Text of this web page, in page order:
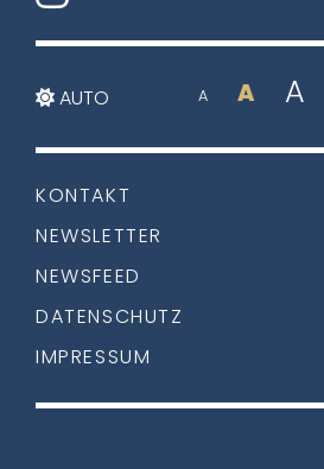
AUTO A A A
KONTAKT
NEWSLETTER
NEWSFEED
DATENSCHUTZ
IMPRESSUM